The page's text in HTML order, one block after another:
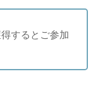
するとご参加